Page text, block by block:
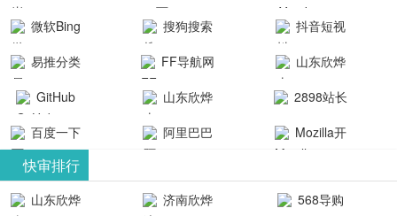
富，更新快
速，支持在
线观看，满
足各类影迷
需求，提供
无广告、高
清流畅的观
影体验。
剧大全、好
看的电视
剧、最新的
电影在线观
看，神马影
最新好看的
年最新电影
的在线观
看，快来碟
调电影网在
线观看最新
热门影视作
全最优质的
软件免费下
载、资源免
费共享、技
术教程学习
台！整合破
搜索
微软Bing
搜狗搜索
引擎
抖音短视
频
易推分类
目录网
FF导航网
山东欣烨
化工有限公
GitHub
山东欣烨
生物科技有
2898站长
资源平台
百度一下
阿里巴巴
Mozilla开
快审排行
山东欣烨
济南欣烨
568导购